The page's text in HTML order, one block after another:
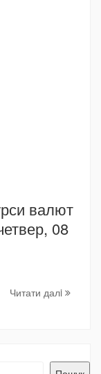
валют
08
Читати далi